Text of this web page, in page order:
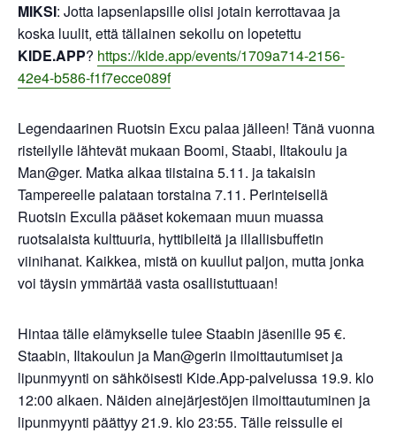
MIKSI: Jotta lapsenlapsille olisi jotain kerrottavaa ja
koska luulit, että tällainen sekoilu on lopetettu
KIDE.APP? https://kide.app/events/1709a714-2156-
42e4-b586-f1f7ecce089f
Legendaarinen Ruotsin Excu palaa jälleen! Tänä vuonna
risteilylle lähtevät mukaan Boomi, Staabi, Iltakoulu ja
Man@ger. Matka alkaa tiistaina 5.11. ja takaisin
Tampereelle palataan torstaina 7.11. Perinteisellä
Ruotsin Exculla pääset kokemaan muun muassa
ruotsalaista kulttuuria, hyttibileitä ja illallisbuffetin
viinihanat. Kaikkea, mistä on kuullut paljon, mutta jonka
voi täysin ymmärtää vasta osallistuttuaan!
Hintaa tälle elämykselle tulee Staabin jäsenille 95 €.
Staabin, Iltakoulun ja Man@gerin ilmoittautumiset ja
lipunmyynti on sähköisesti Kide.App-palvelussa 19.9. klo
12:00 alkaen. Näiden ainejärjestöjen ilmoittautuminen ja
lipunmyynti päättyy 21.9. klo 23:55. Tälle reissulle ei